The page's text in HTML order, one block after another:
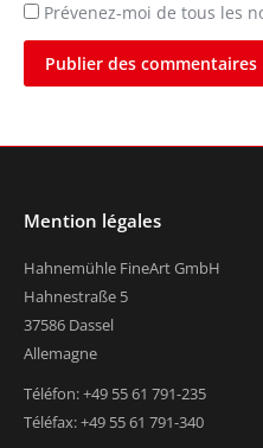
Prévenez-moi de tous les
Publier des commentaires
Mention légales
Hahnemühle FineArt GmbH
Hahnestraße 5
37586 Dassel
Allemagne
Téléfon: +49 55 61 791-235
Téléfax: +49 55 61 791-340